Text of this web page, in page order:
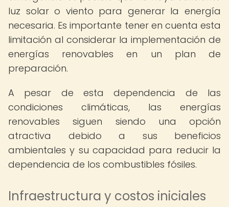
luz solar o viento para generar la energía
necesaria. Es importante tener en cuenta esta
limitación al considerar la implementación de
energías renovables en un plan de
preparación.
A pesar de esta dependencia de las
condiciones climáticas, las energías
renovables siguen siendo una opción
atractiva debido a sus beneficios
ambientales y su capacidad para reducir la
dependencia de los combustibles fósiles.
Infraestructura y costos iniciales